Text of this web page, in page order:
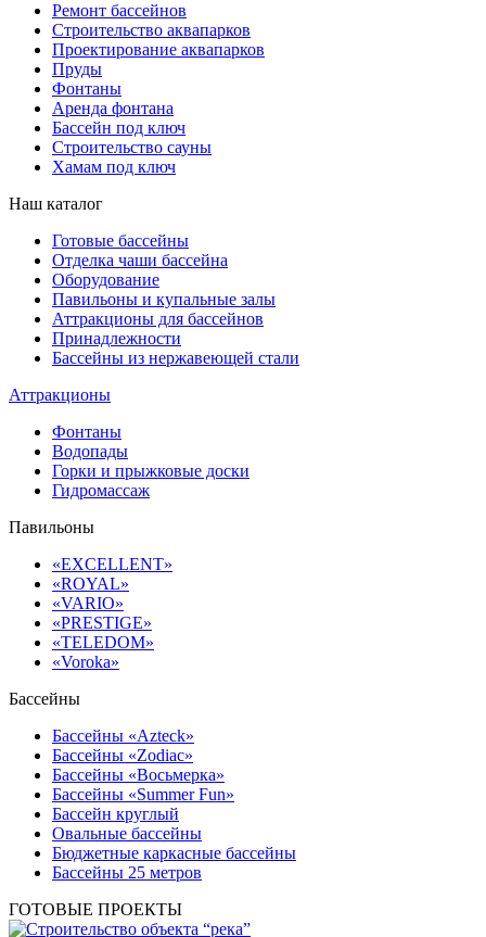
Ремонт бассейнов
Строительство аквапарков
Проектирование аквапарков
Пруды
Фонтаны
Аренда фонтана
Бассейн под ключ
Строительство сауны
Хамам под ключ
Наш каталог
Готовые бассейны
Отделка чаши бассейна
Оборудование
Павильоны и купальные залы
Аттракционы для бассейнов
Принадлежности
Бассейны из нержавеющей стали
Аттракционы
Фонтаны
Водопады
Горки и прыжковые доски
Гидромассаж
Павильоны
«EXCELLENT»
«ROYAL»
«VARIO»
«PRESTIGE»
«TELEDOM»
«Voroka»
Бассейны
Бассейны «Azteck»
Бассейны «Zodiac»
Бассейны «Восьмерка»
Бассейны «Summer Fun»
Бассейн круглый
Овальные бассейны
Бюджетные каркасные бассейны
Бассейны 25 метров
ГОТОВЫЕ ПРОЕКТЫ